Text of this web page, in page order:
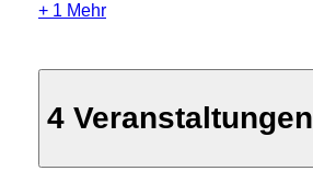
+ 1 Mehr
4 Veranstaltungen